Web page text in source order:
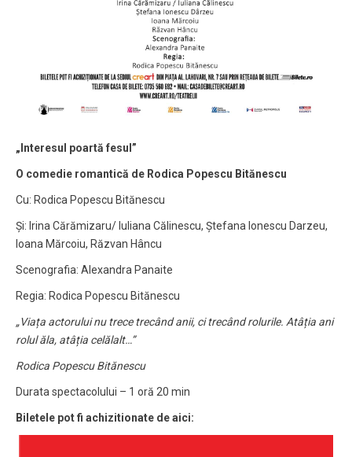
„Interesul poartă fesul”
O comedie romantică de Rodica Popescu Bitănescu
Cu: Rodica Popescu Bitănescu
Și: Irina Cărămizaru/ Iuliana Călinescu, Ștefana Ionescu Darzeu,
Ioana Mărcoiu, Răzvan Hâncu
Scenografia: Alexandra Panaite
Regia: Rodica Popescu Bitănescu
„Viața actorului nu trece trecând anii, ci trecând rolurile. Atâția ani
rolul ăla, atâția celălalt…”
Rodica Popescu Bitănescu
Durata spectacolului – 1 oră 20 min
Biletele pot fi achizitionate de aici: